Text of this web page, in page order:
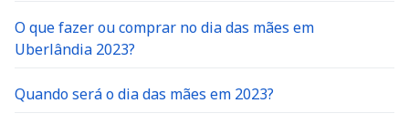
O que fazer ou comprar no dia das mães em
Uberlândia 2023?
Quando será o dia das mães em 2023?